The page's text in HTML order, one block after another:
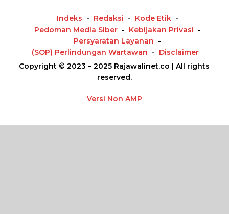
Indeks Redaksi
Kode Etik
Pedoman Media Siber
Kebijakan Privasi
Persyaratan Layanan
(SOP) Perlindungan Wartawan
Disclaimer
Copyright © 2023 – 2025 Rajawalinet.co | All rights
reserved.
Versi Non AMP